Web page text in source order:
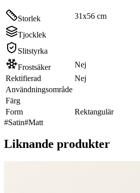
Storlek 31x56 cm
Tjocklek
Slitstyrka
Frostsäker
Nej
Rektifierad
Nej
Användningsområde
Färg
Form
Rektangulär
#Satin#Matt
Liknande produkter